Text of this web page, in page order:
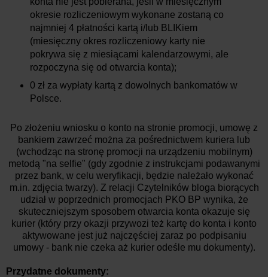
okresie rozliczeniowym wykonane zostaną co
najmniej 4 płatności kartą i/lub BLIKiem
(miesięczny okres rozliczeniowy karty nie
pokrywa się z miesiącami kalendarzowymi, ale
rozpoczyna się od otwarcia konta);
0 zł za wypłaty kartą z dowolnych bankomatów w
Polsce.
Po złożeniu wniosku o konto na stronie promocji, umowę z
bankiem zawrzeć można za pośrednictwem kuriera lub
(wchodząc na stronę promocji na urządzeniu mobilnym)
metodą "na selfie" (gdy zgodnie z instrukcjami podawanymi
przez bank, w celu weryfikacji, będzie należało wykonać
m.in. zdjęcia twarzy). Z relacji Czytelników bloga biorących
udział w poprzednich promocjach PKO BP wynika, że
skuteczniejszym sposobem otwarcia konta okazuje się
kurier (który przy okazji przywozi też kartę do konta i konto
aktywowane jest już najczęściej zaraz po podpisaniu
umowy - bank nie czeka aż kurier odeśle mu dokumenty).
Przydatne dokumenty: